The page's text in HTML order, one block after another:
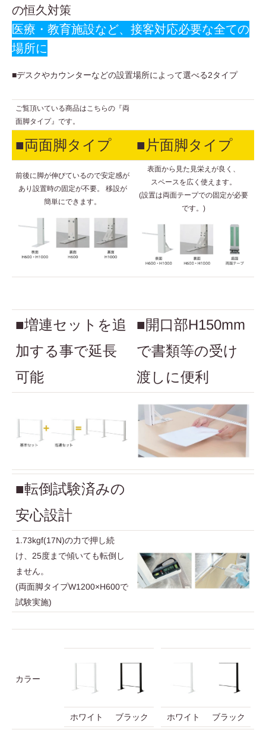
の恒久対策
医療・教育施設など、接客対応必要な全ての
場所に
■デスクやカウンターなどの設置場所によって選べる2タイプ
ご覧頂いている商品はこちらの『両
面脚タイプ』です。
■両面脚タイプ ■片面脚タイプ
前後に脚が伸びているので安定感が
あり設置時の固定が不要。 移設が
簡単にできます。
表面から見た見栄えが良く、
スペースを広く使えます。
(設置は両面テープでの固定が必要
です。)
■増連セットを追
加する事で延長
可能
■開口部H150mm
で書類等の受け
渡しに便利
■転倒試験済みの
安心設計
1.73kgf(17N)の力で押し続
け、25度まで傾いても転倒し
ません。
(両面脚タイプW1200×H600で
試験実施)
カラー
ホワイト ブラック ホワイト ブラック